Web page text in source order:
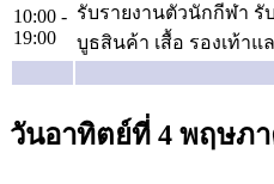
10:00 -
19:00
รับรายงานตัวนักกีฬา รั
บูธสินค้า เสื้อ รองเท้า
วันอาทิตย์ที่ 4 พฤษภา